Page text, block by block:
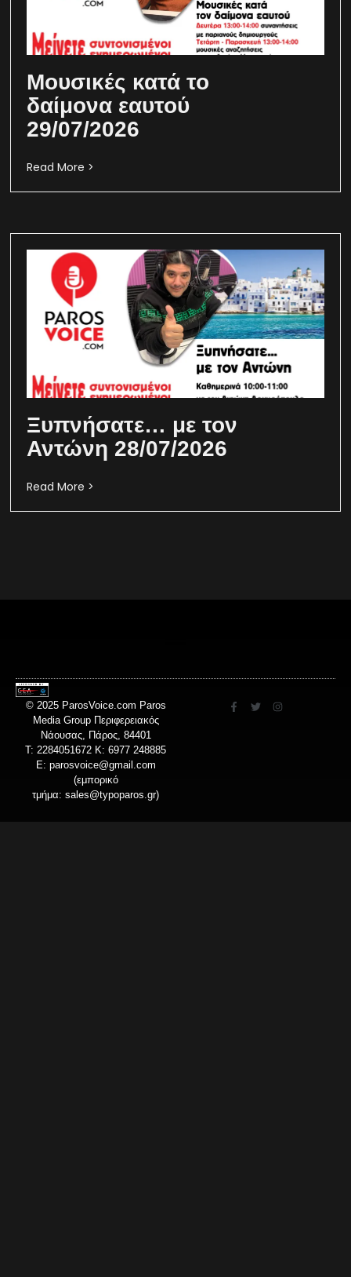
Μουσικές κατά το
δαίμονα εαυτού
29/07/2026
Read More >
Ξυπνήσατε… με τον
Αντώνη 28/07/2026
Read More >
© 2025 ParosVoice.com Paros
Media Group Περιφερειακός
Νάουσας, Πάρος, 84401
T: 2284051672 Κ: 6977 248885
E: parosvoice@gmail.com
(εμπορικό
τμήμα: sales@typoparos.gr)